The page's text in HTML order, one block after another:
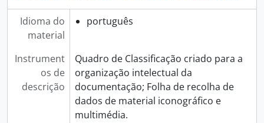
[Item] Entrevista de Rosalia Vargas, 2018-01-06
[Item] Alunos de Pedrógão Grande na Escola Ciência Viva, 2018-01-10
[Item] Crianças de Pédrogão Grande são cientistas por uma semana, 2018-01-10
[Item] Férias com Ciência no Pavilhão do Conhecimento, 2018-03-26
[Item] Exposição Cães e Gatos, 2018-10-27
[Item] Frankenstein Dissecado, 2018-11-20
[Item] Exposição Tcharan, 2019-01-07
[Item] Carnaval no Pavilhão do Conhecimento - SIC, 2019-03-02
Idioma do
material
português
Instrument
os de
descrição
Quadro de Classificação criado para a
organização intelectual da
documentação; Folha de recolha de
dados de material iconográfico e
multimédia.